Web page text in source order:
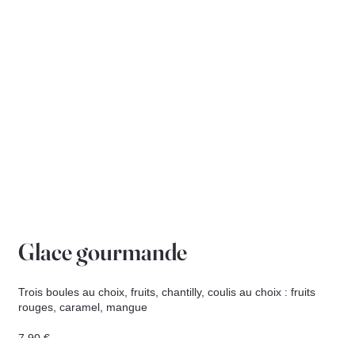
Glace gourmande
Trois boules au choix, fruits, chantilly, coulis au choix : fruits
rouges, caramel, mangue